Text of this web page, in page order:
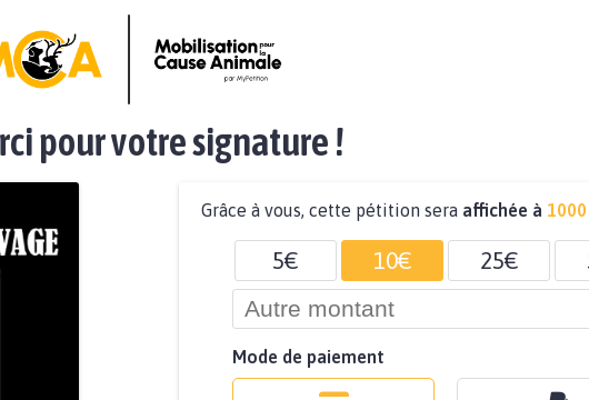
pour votre signature !
Grâce à vous, cette pétition sera affichée à 1000
5€ 10€ 25€
Mode de paiement